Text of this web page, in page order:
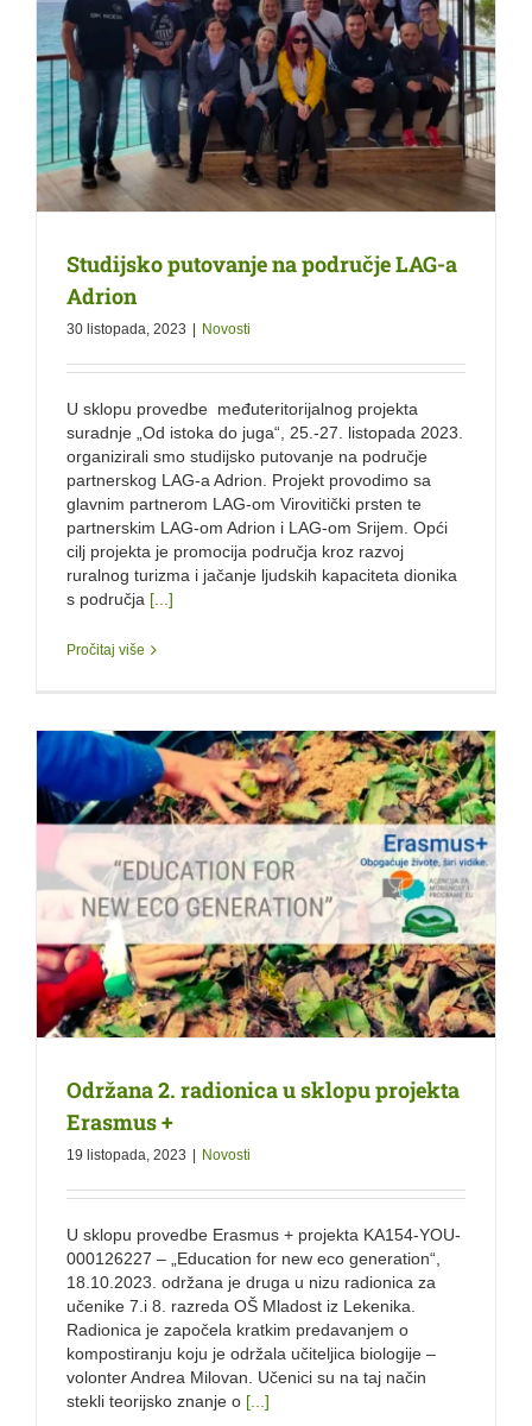
Studijsko putovanje na područje LAG-a
Adrion
30 listopada, 2023 | Novosti
U sklopu provedbe međuteritorijalnog projekta
suradnje „Od istoka do juga“, 25.-27. listopada 2023.
organizirali smo studijsko putovanje na područje
partnerskog LAG-a Adrion. Projekt provodimo sa
glavnim partnerom LAG-om Virovitički prsten te
partnerskim LAG-om Adrion i LAG-om Srijem. Opći
cilj projekta je promocija područja kroz razvoj
ruralnog turizma i jačanje ljudskih kapaciteta dionika
s područja [...]
Pročitaj više
Održana 2. radionica u sklopu projekta
Erasmus +
19 listopada, 2023 | Novosti
U sklopu provedbe Erasmus + projekta KA154-YOU-
000126227 – „Education for new eco generation“,
18.10.2023. održana je druga u nizu radionica za
učenike 7.i 8. razreda OŠ Mladost iz Lekenika.
Radionica je započela kratkim predavanjem o
kompostiranju koju je održala učiteljica biologije –
volonter Andrea Milovan. Učenici su na taj način
stekli teorijsko znanje o [...]